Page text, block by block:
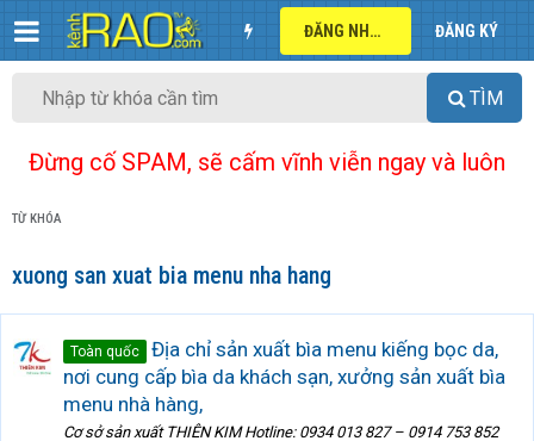
ĐĂNG NHẬP ĐĂNG KÝ
TÌM
Đừng cố SPAM, sẽ cấm vĩnh viễn ngay và luôn
TỪ KHÓA
xuong san xuat bia menu nha hang
Toàn quốc
Địa chỉ sản xuất bìa menu kiếng bọc da,
nơi cung cấp bìa da khách sạn, xưởng sản xuất bìa
menu nhà hàng,
Cơ sở sản xuất THIÊN KIM Hotline: 0934 013 827 – 0914 753 852